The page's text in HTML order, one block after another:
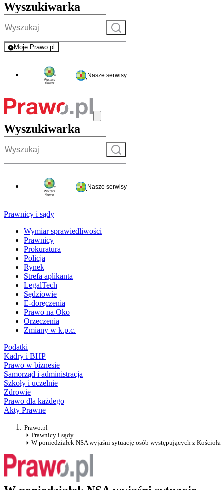
Wyszukiwarka
Szukaj
Moje Prawo.pl
- rejestracja i logowanie do serwisu
Nasze serwisy
Wyszukiwarka
Szukaj
Nasze serwisy
Prawnicy i sądy
Wymiar sprawiedliwości
Prawnicy
Prokuratura
Policja
Rynek
Strefa aplikanta
LegalTech
Sędziowie
E-doręczenia
Prawo na Oko
Orzeczenia
Zmiany w k.p.c.
Podatki
Kadry i BHP
Prawo w biznesie
Samorząd i administracja
Szkoły i uczelnie
Zdrowie
Prawo dla każdego
Akty Prawne
Prawo.pl
Prawnicy i sądy
W poniedziałek NSA wyjaśni sytuację osób występujących z Kościoła